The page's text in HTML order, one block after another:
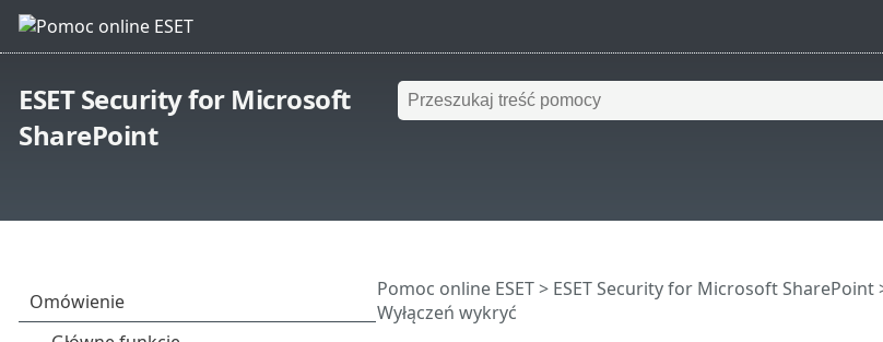
ESET Security for Microsoft
SharePoint
Pomoc online ESET> ESET Security for Microsoft SharePoint
Wyłączeń wykryć